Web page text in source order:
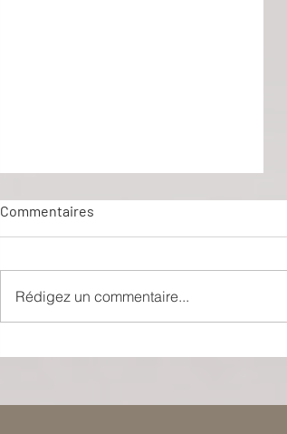
Les pâtes à l'ail
Commentaires
Rédigez un commentaire...